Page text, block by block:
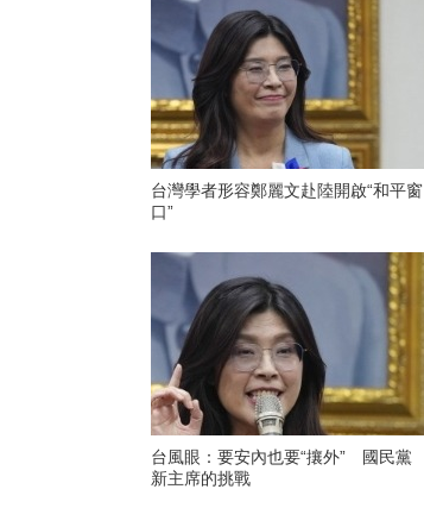
台灣學者形容鄭麗文赴陸開啟“和平窗
口”
台風眼：要安內也要“攘外” 國民黨
新主席的挑戰